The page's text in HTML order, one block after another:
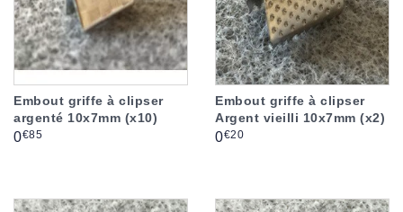
Embout griffe à clipser
argenté 10x7mm (x10)
Prix
0€85
Embout griffe à clipser
Argent vieilli 10x7mm (x2)
Prix
0€20